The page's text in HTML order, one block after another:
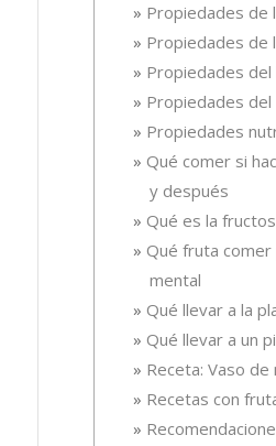
Propiedades de
Propiedades de
Propiedades del
Propiedades del
Propiedades
Qué comer si
y después
Qué es la
Qué fruta comer
mental
Qué llevar a la
Qué llevar a un
Receta: Vaso de
Recetas con